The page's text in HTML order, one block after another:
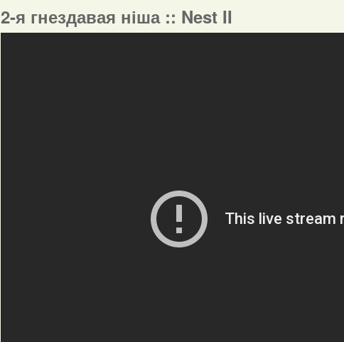
2-я гнездавая ніша :: Nest II